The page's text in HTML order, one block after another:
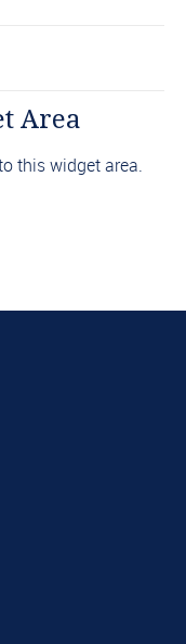
Area
this widget area.